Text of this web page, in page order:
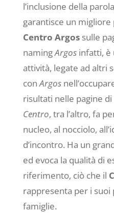
l’inclusione della parola
garantisce un
Centro Argossulle
namingArgosinfatti, è
attività, legate ad altri
conArgos
risultati nelle pagine
Centro, tra l’altro, fa
nucleo, al nocciolo,
d’incontro. Ha un
ed evoca la qualità di
riferimento, ciò che il
rappresenta per i suoi
famiglie.